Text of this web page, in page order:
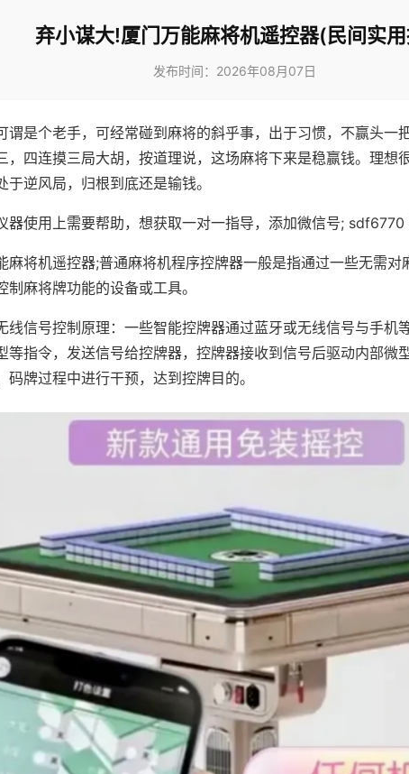
弃小谋大!厦门万能麻将机遥控器(民间实
发布时间：2026年08月07日
谓是个老手，可经常碰到麻将的斜乎事，出于习惯，不赢头一
，四连摸三局大胡，按道理说，这场麻将下来是稳赢钱。理想
于逆风局，归根到底还是输钱。
器使用上需要帮助，想获取一对一指导，添加微信号; sdf6770
麻将机遥控器;普通麻将机程序控牌器一般是指通过一些无需对
制麻将牌功能的设备或工具。
线信号控制原理：一些智能控牌器通过蓝牙或无线信号与手机
等指令，发送信号给控牌器，控牌器接收到信号后驱动内部微
码牌过程中进行干预，达到控牌目的。